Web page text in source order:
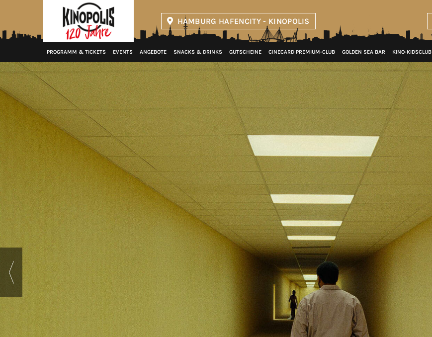
HAMBURG HAFENCITY - KINOPOLIS
PROGRAMM & TICKETS EVENTS ANGEBOTE SNACKS & DRINKS GUTSCHEINE CINECARD PREMIUM‑CLUB GOLDEN SEA BAR KINO‑KIDSCLUB